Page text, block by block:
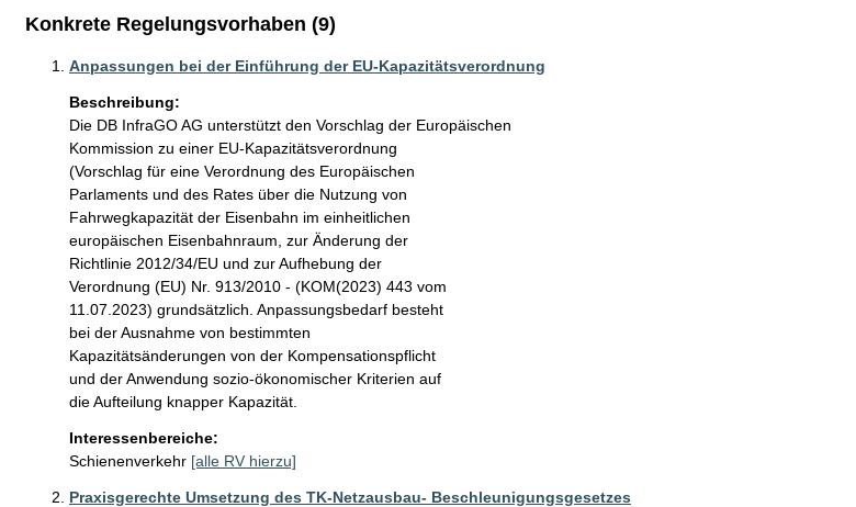
Konkrete Regelungsvorhaben (9)
Anpassungen bei der Einführung der EU-Kapazitätsverordnung
Beschreibung:
Die DB InfraGO AG unterstützt den Vorschlag der Europäischen
Kommission zu einer EU-Kapazitätsverordnung
(Vorschlag für eine Verordnung des Europäischen
Parlaments und des Rates über die Nutzung von
Fahrwegkapazität der Eisenbahn im einheitlichen
europäischen Eisenbahnraum, zur Änderung der
Richtlinie 2012/34/EU und zur Aufhebung der
Verordnung (EU) Nr. 913/2010 - (KOM(2023) 443 vom
11.07.2023) grundsätzlich. Anpassungsbedarf besteht
bei der Ausnahme von bestimmten
Kapazitätsänderungen von der Kompensationspflicht
und der Anwendung sozio-ökonomischer Kriterien auf
die Aufteilung knapper Kapazität.
Interessenbereiche:
Schienenverkehr [alle RV hierzu]
Praxisgerechte Umsetzung des TK-Netzausbau- Beschleunigungsgesetzes